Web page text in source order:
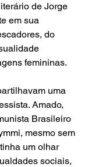
de Jorge
em sua
do
femininas.
uma
Amado,
Brasileiro
mesmo sem
um olhar
sociais,